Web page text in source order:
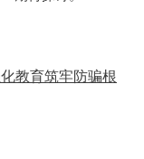
教育筑牢防骗根